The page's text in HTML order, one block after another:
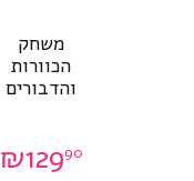
משחק
הכוורות
והדבורים
₪12990